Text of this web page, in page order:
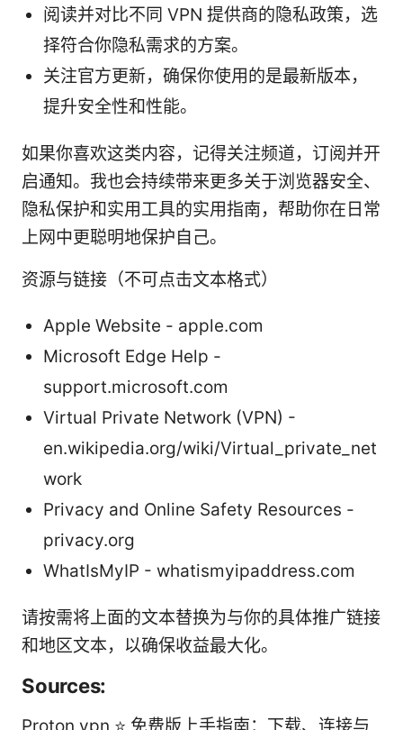
阅读并对比不同 VPN 提供商的隐私政策，选
择符合你隐私需求的方案。
关注官方更新，确保你使用的是最新版本，
提升安全性和性能。
如果你喜欢这类内容，记得关注频道，订阅并开
启通知。我也会持续带来更多关于浏览器安全、
隐私保护和实用工具的实用指南，帮助你在日常
上网中更聪明地保护自己。
资源与链接（不可点击文本格式）
Apple Website - apple.com
Microsoft Edge Help -
support.microsoft.com
Virtual Private Network (VPN) -
en.wikipedia.org/wiki/Virtual_private_net
work
Privacy and Online Safety Resources -
privacy.org
WhatIsMyIP - whatismyipaddress.com
请按需将上面的文本替换为与你的具体推广链接
和地区文本，以确保收益最大化。
Sources: